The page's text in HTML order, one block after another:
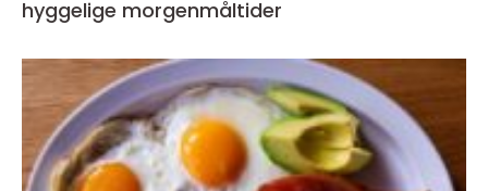
hyggelige morgenmåltider